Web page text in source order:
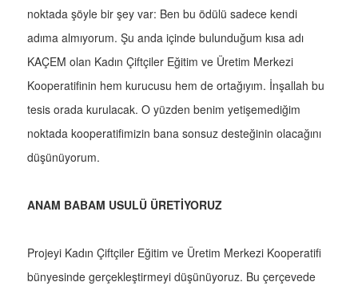
noktada şöyle bir şey var: Ben bu ödülü sadece kendi
adıma almıyorum. Şu anda içinde bulunduğum kısa adı
KAÇEM olan Kadın Çiftçiler Eğitim ve Üretim Merkezi
Kooperatifinin hem kurucusu hem de ortağıyım. İnşallah bu
tesis orada kurulacak. O yüzden benim yetişemediğim
noktada kooperatifimizin bana sonsuz desteğinin olacağını
düşünüyorum.
ANAM BABAM USULÜ ÜRETİYORUZ
Projeyi Kadın Çiftçiler Eğitim ve Üretim Merkezi Kooperatifi
bünyesinde gerçekleştirmeyi düşünüyoruz. Bu çerçevede